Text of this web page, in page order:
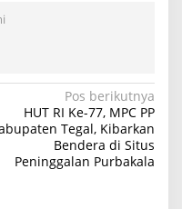
Pos berikutnya
HUT RI Ke-77, MPC PP
Tegal, Kibarkan
Bendera di Situs
Peninggalan Purbakala